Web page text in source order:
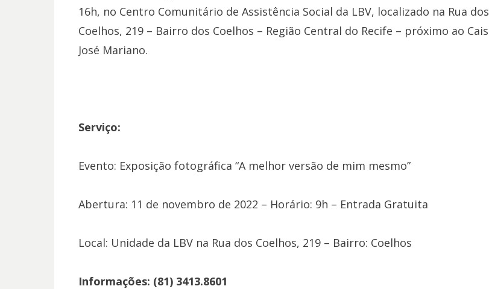
16h, no Centro Comunitário de Assistência Social da LBV, localizado na Rua dos
Coelhos, 219 – Bairro dos Coelhos – Região Central do Recife – próximo ao Cais
José Mariano.
Serviço:
Evento: Exposição fotográfica “A melhor versão de mim mesmo”
Abertura: 11 de novembro de 2022 – Horário: 9h – Entrada Gratuita
Local: Unidade da LBV na Rua dos Coelhos, 219 – Bairro: Coelhos
Informações: (81) 3413.8601